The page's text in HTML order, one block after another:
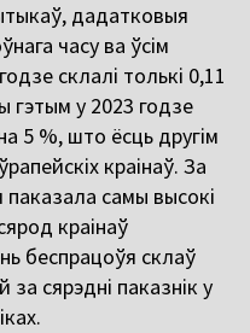
дадатковыя
часу ва ўсім
склалі толькі 0,11
гэтым у 2023 годзе
5 %, што ёсць другім
краінаў. За
самы высокі
краінаў
беспрацоўя склаў
сярэдні паказнік у